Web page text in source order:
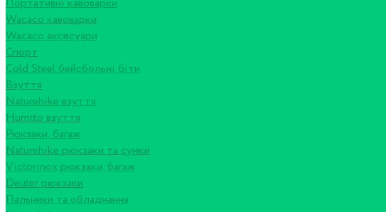
Портативні кавоварки
Wacaco кавоварки
Wacaco аксесуари
Спорт
Cold Steel бейсбольні біти
Взуття
Naturehike взуття
Humtto взуття
Рюкзаки, багаж
Naturehike рюкзаки та сумки
Victorinox рюкзаки, багаж
Deuter рюкзаки
Пальники та обладнання